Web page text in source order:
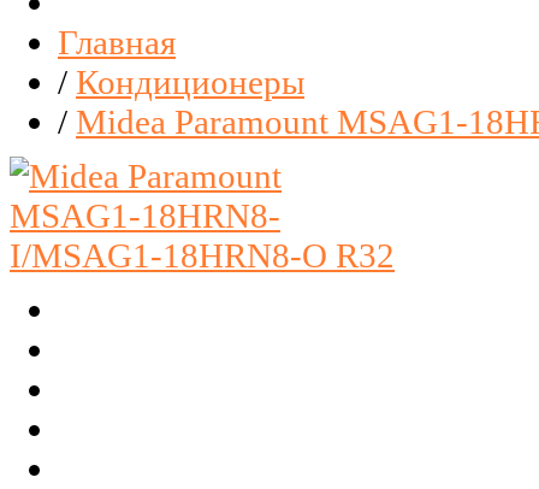
Главная
/ Кондиционеры
/ Midea Paramount MSAG1-